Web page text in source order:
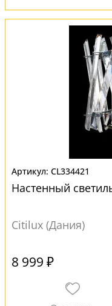
CL334421
Настенный
Citilux (Дания)
8 999 ₽